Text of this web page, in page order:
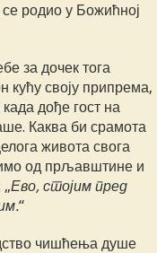
родио у Божићној
за дочек тога
кућу своју припрема,
дође гост на
Каква би срамота
живота свога
од прљавштине и
Ево, стојим пред
“
чишћења душе